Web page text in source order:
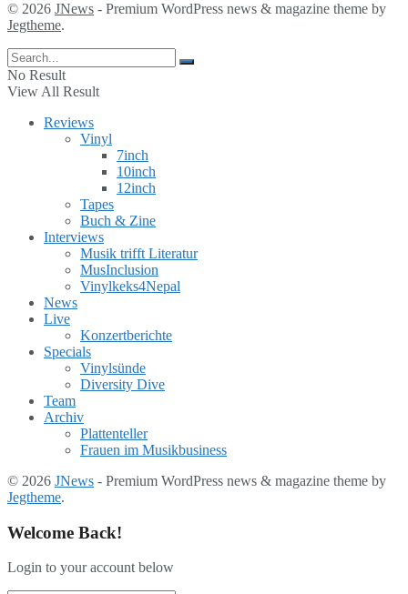
© 2026 JNews - Premium WordPress news & magazine theme by
Jegtheme.
No Result
View All Result
Reviews
Vinyl
7inch
10inch
12inch
Tapes
Buch & Zine
Interviews
Musik trifft Literatur
MusInclusion
Vinylkeks4Nepal
News
Live
Konzertberichte
Specials
Vinylsünde
Diversity Dive
Team
Archiv
Plattenteller
Frauen im Musikbusiness
© 2026 JNews - Premium WordPress news & magazine theme by
Jegtheme.
Welcome Back!
Login to your account below